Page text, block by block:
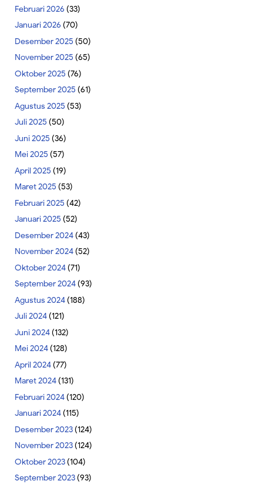
Februari 2026 (33)
Januari 2026 (70)
Desember 2025 (50)
November 2025 (65)
Oktober 2025 (76)
September 2025 (61)
Agustus 2025 (53)
Juli 2025 (50)
Juni 2025 (36)
Mei 2025 (57)
April 2025 (19)
Maret 2025 (53)
Februari 2025 (42)
Januari 2025 (52)
Desember 2024(43)
November 2024(52)
Oktober 2024(71)
September 2024(93)
Agustus 2024(188)
Juli 2024(121)
Juni 2024(132)
Mei 2024(128)
April 2024(77)
Maret 2024(131)
Februari 2024(120)
Januari 2024(115)
Desember 2023(124)
November 2023(124)
Oktober 2023(104)
September 2023(93)